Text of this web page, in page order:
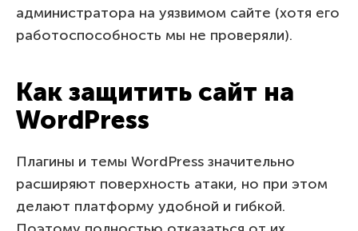
администратора на уязвимом сайте (хотя его
работоспособность мы не проверяли).
Как защитить сайт на
WordPress
Плагины и темы WordPress значительно
расширяют поверхность атаки, но при этом
делают платформу удобной и гибкой.